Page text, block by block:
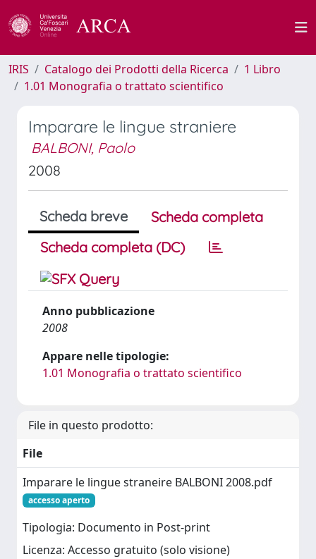
IRIS Catalogo dei Prodotti della Ricerca
1 Libro
1.01 Monografia o trattato scientifico
Imparare le lingue straniere
BALBONI, Paolo
2008
Scheda breve
Scheda completa
Scheda completa (DC)
Anno pubblicazione
2008
Appare nelle tipologie:
1.01 Monografia o trattato scientifico
File in questo prodotto:
File
Imparare le lingue straneire BALBONI 2008.pdf
accesso aperto
Tipologia: Documento in Post-print
Licenza: Accesso gratuito (solo visione)